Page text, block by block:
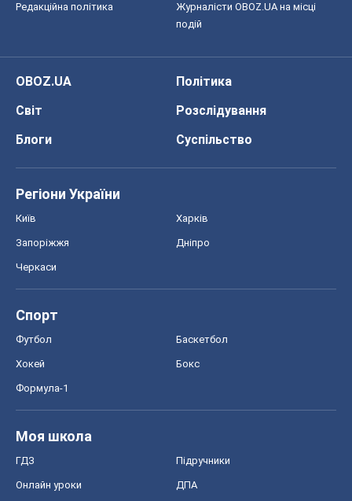
Редакційна політика
Журналісти OBOZ.UA на місці
подій
OBOZ.UA
Політика
Світ
Розслідування
Блоги
Суспільство
Регіони України
Київ Харків
Запоріжжя Дніпро
Черкаси
Спорт
Футбол Баскетбол
Хокей Бокс
Формула-1
Моя школа
ГДЗ Підручники
Онлайн уроки ДПА